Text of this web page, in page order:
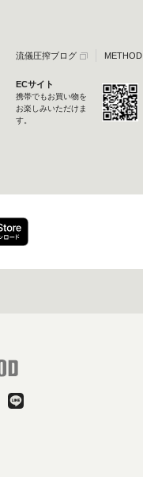
流儀圧搾ブログ
ECサイト
携帯でもお買い物を
お楽しみいただけま
す。